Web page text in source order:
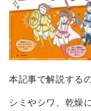
本記事で解説するの
シミやシワ、乾燥